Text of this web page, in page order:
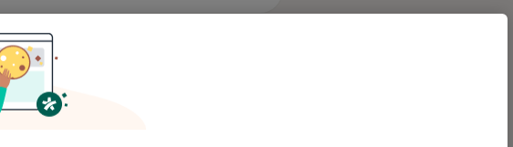
Medycznego w Łodzi.
Szkolenie specjalizacyjne
Dziecięcej i Onkologicznej WSS im.